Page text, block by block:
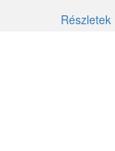
Részletek